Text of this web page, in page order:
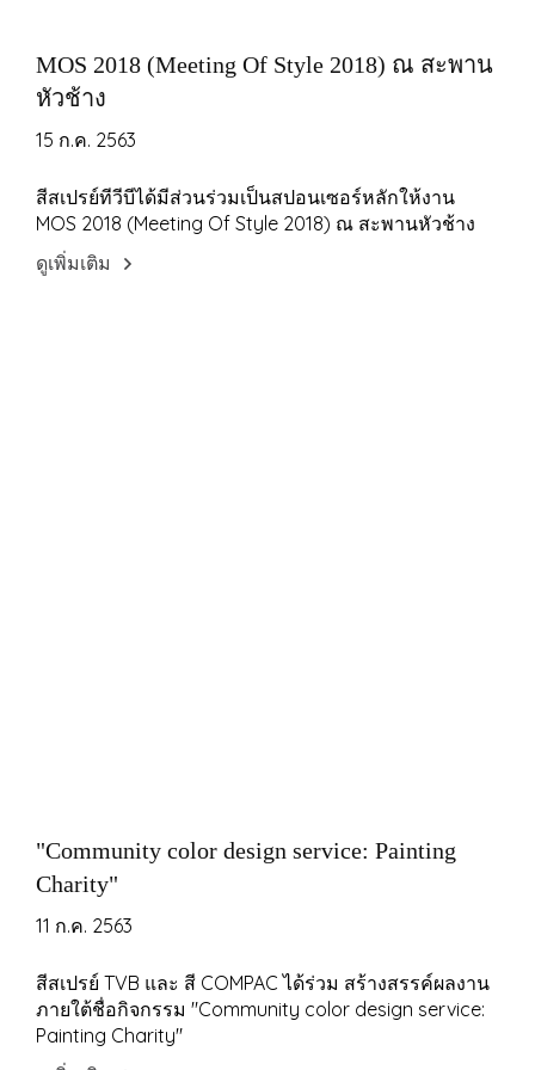
MOS 2018 (Meeting Of Style 2018) ณ สะพาน
หัวช้าง
15 ก.ค. 2563
สีสเปรย์ทีวีบีได้มีส่วนร่วมเป็นสปอนเซอร์หลักให้งาน
MOS 2018 (Meeting Of Style 2018) ณ สะพานหัวช้าง
ดูเพิ่มเติม
"Community color design service: Painting
Charity"
11 ก.ค. 2563
สีสเปรย์ TVB และ สี COMPAC ได้ร่วม สร้างสรรค์ผลงาน
ภายใต้ชื่อกิจกรรม "Community color design service:
Painting Charity"